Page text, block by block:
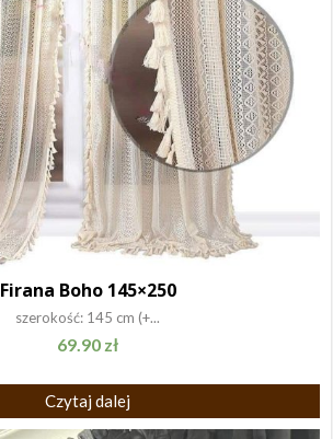
Firana Boho 145×250
szerokość: 145 cm (+...
69.90 zł
Czytaj dalej